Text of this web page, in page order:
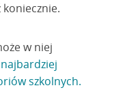
w niej
szkolnych.